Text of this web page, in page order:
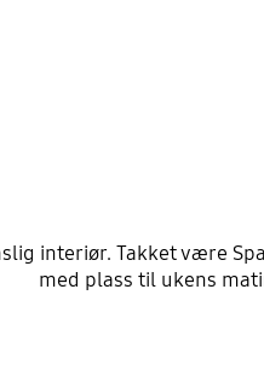
interiør. Takket være
med plass til ukens